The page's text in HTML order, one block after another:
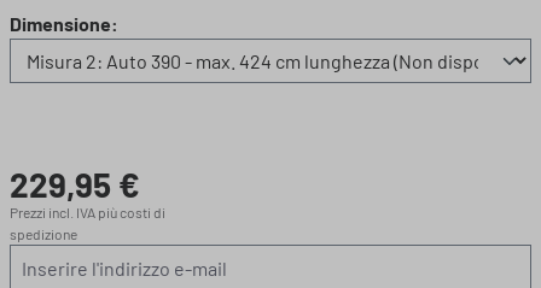
Seleziona
Dimensione:
Prezzo normale:
229,95 €
Prezzi incl. IVA più costi di
spedizione